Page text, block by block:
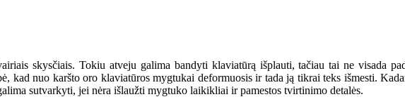
skysčiais. Tokiu atveju galima bandyti klaviatūrą išplauti, tačiau tai ne visada
kad nuo karšto oro klaviatūros mygtukai deformuosis ir tada ją tikrai teks išmesti.
sutvarkyti, jei nėra išlaužti mygtuko laikikliai ir pamestos tvirtinimo detalės.